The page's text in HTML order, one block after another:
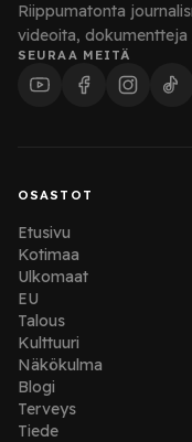
Riippumatonta
videoita, dokumentteja
SEURAA MEITÄ
OSASTOT
Etusivu
Kotimaa
Ulkomaat
EU
Talous
Kulttuuri
Näkökulma
Blogi
Terveys
Tiede